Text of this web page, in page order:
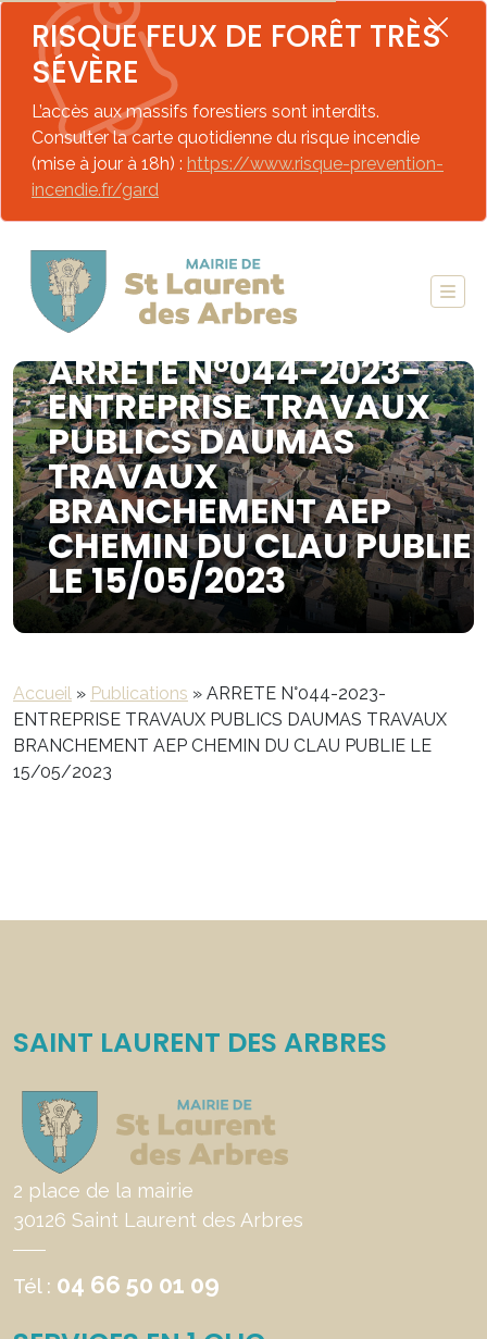
RISQUE FEUX DE FORÊT TRÈS
SÉVÈRE
L’accès aux massifs forestiers sont interdits.
Consulter la carte quotidienne du risque incendie
(mise à jour à 18h) : https://www.risque-prevention-
incendie.fr/gard
ARRETE N°044-2023-
ENTREPRISE TRAVAUX
PUBLICS DAUMAS
TRAVAUX
BRANCHEMENT AEP
CHEMIN DU CLAU PUBLIE
LE 15/05/2023
Accueil » Publications » ARRETE N°044-2023-
ENTREPRISE TRAVAUX PUBLICS DAUMAS TRAVAUX
BRANCHEMENT AEP CHEMIN DU CLAU PUBLIE LE
15/05/2023
SAINT LAURENT DES ARBRES
2 place de la mairie
30126 Saint Laurent des Arbres
Tél : 04 66 50 01 09